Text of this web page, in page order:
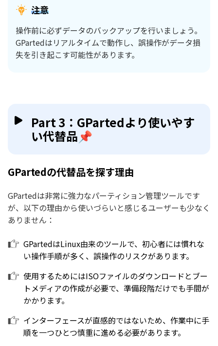
注意
操作前に必ずデータのバックアップを行いましょう。
GPartedはリアルタイムで動作し、誤操作がデータ損
失を引き起こす可能性があります。
Part 3：GPartedより使いやす
い代替品📌
GPartedの代替品を探す理由
GPartedは非常に強力なパーティション管理ツールです
が、以下の理由から使いづらいと感じるユーザーも少なく
ありません：
GPartedはLinux由来のツールで、初心者には慣れな
い操作手順が多く、誤操作のリスクがあります。
使用するためにはISOファイルのダウンロードとブー
トメディアの作成が必要で、準備段階だけでも手間が
かかります。
インターフェースが直感的ではないため、作業中に手
順を一つひとつ慎重に進める必要があります。